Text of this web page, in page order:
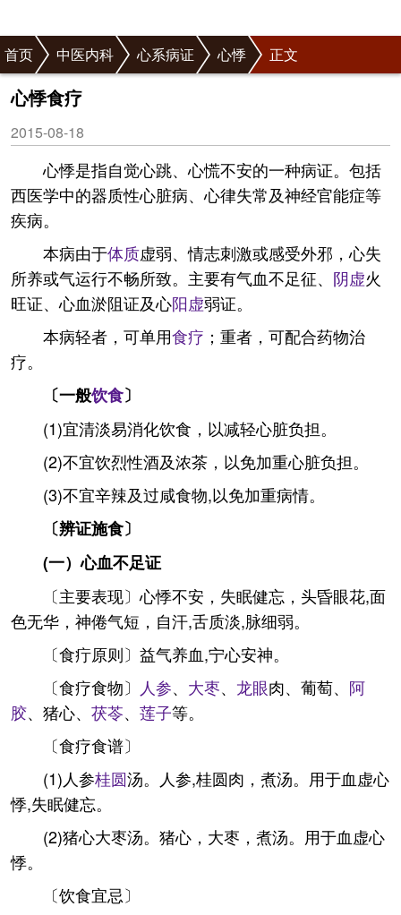
首页 中医内科 心系病证 心悸 正文
心悸食疗
2015-08-18
心悸是指自觉心跳、心慌不安的一种病证。包括
西医学中的器质性心脏病、心律失常及神经官能症等
疾病。
本病由于体质虚弱、情志刺激或感受外邪，心失
所养或气运行不畅所致。主要有气血不足征、 阴虚火
旺证、心血淤阻证及心阳虚弱证。
本病轻者，可单用食疗 ；重者，可配合药物治
疗。
〔一般饮食〕
(1)宜清淡易消化饮食，以减轻心脏负担。
(2)不宜饮烈性酒及浓茶，以免加重心脏负担。
(3)不宜辛辣及过咸食物,以免加重病情。
〔辨证施食〕
(一）心血不足证
〔主要表现〕心悸不安，失眠健忘，头昏眼花,面
色无华，神倦气短，自汗,舌质淡,脉细弱。
〔食疔原则〕益气养血,宁心安神。
〔食疗食物〕 人参、 大枣、 龙眼肉、葡萄、 阿
胶、猪心、 茯苓、 莲子等。
〔食疗食谱〕
(1)人参桂圆汤。人参,桂圆肉，煮汤。用于血虚心
悸,失眠健忘。
(2)猪心大枣汤。猪心，大枣，煮汤。用于血虚心
悸。
〔饮食宜忌〕